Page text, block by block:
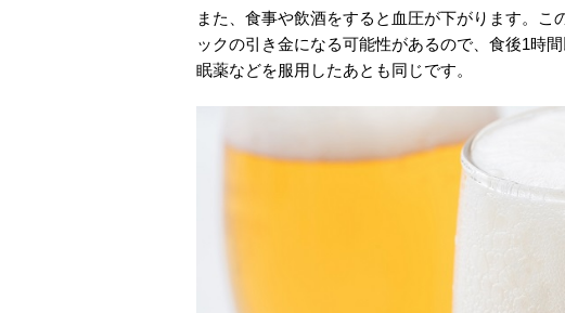
また、食事や飲酒をすると血圧が下がります。
ックの引き金になる可能性があるので、食後1時
眠薬などを服用したあとも同じです。